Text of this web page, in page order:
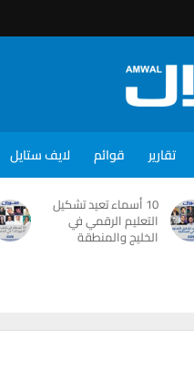
تقارير قوائم لايف ستايل
10 أسماء تعيد تشكيل
التعليم الرقمي في
الخليج والمنطقة